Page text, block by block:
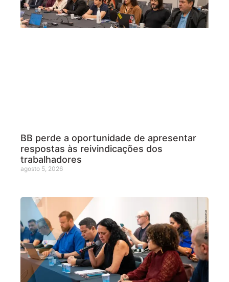
BB perde a oportunidade de apresentar
respostas às reivindicações dos
trabalhadores
agosto 5, 2026